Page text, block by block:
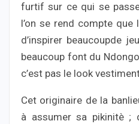
furtif sur ce qui se
l’on se rend compte que
d’inspirer beaucoupde
beaucoup font du
c’est pas le look
Cet originaire de la
à assumer sa pikinitè ;